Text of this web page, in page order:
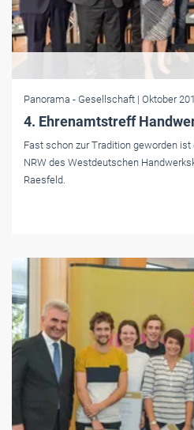
Panorama - Gesellschaft | Oktober
4. Ehrenamtstreff
Fast schon zur Tradition geworden
NRW des Westdeutschen
Raesfeld.